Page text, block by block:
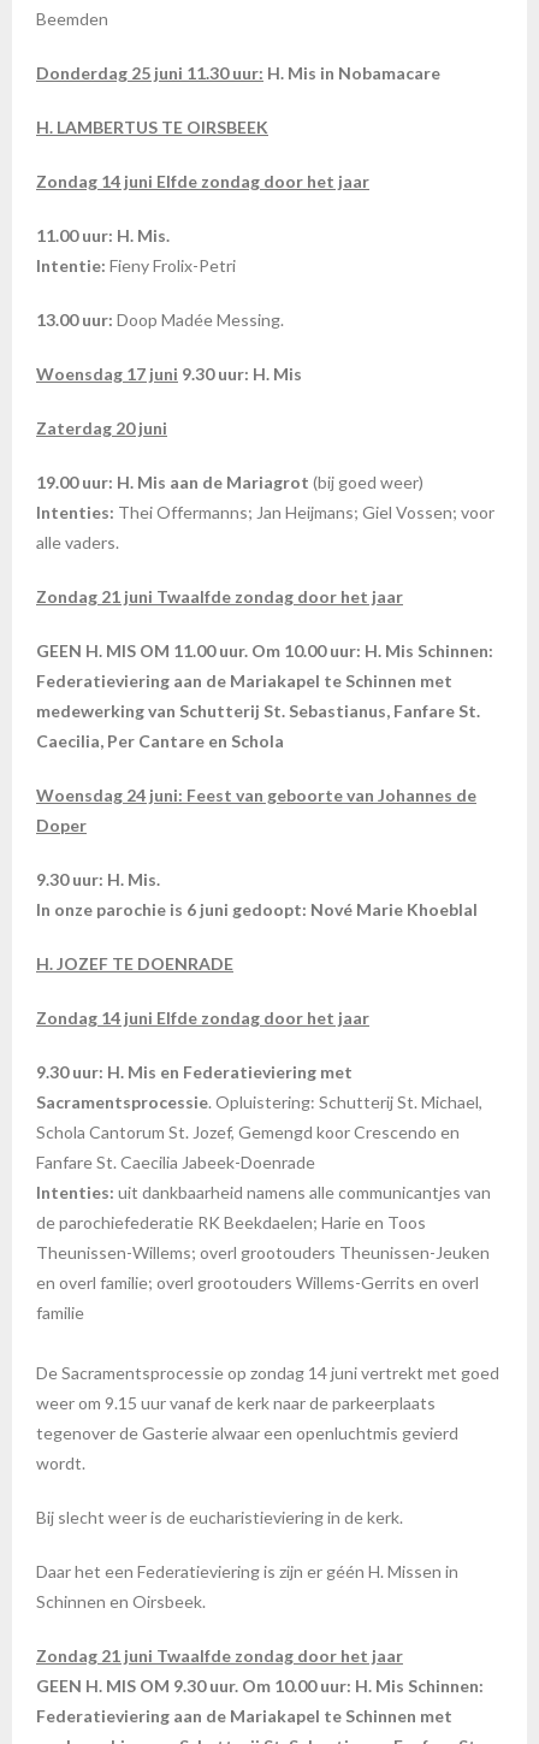
Beemden
Donderdag 25 juni 11.30 uur: H. Mis in Nobamacare
H. LAMBERTUS TE OIRSBEEK
Zondag 14 juni Elfde zondag door het jaar
11.00 uur: H. Mis.
Intentie: Fieny Frolix-Petri
13.00 uur: Doop Madée Messing.
Woensdag 17 juni 9.30 uur: H. Mis
Zaterdag 20 juni
19.00 uur: H. Mis aan de Mariagrot (bij goed weer)
Intenties: Thei Offermanns; Jan Heijmans; Giel Vossen; voor
alle vaders.
Zondag 21 juni Twaalfde zondag door het jaar
GEEN H. MIS OM 11.00 uur. Om 10.00 uur: H. Mis Schinnen:
Federatieviering aan de Mariakapel te Schinnen met
medewerking van Schutterij St. Sebastianus, Fanfare St.
Caecilia, Per Cantare en Schola
Woensdag 24 juni: Feest van geboorte van Johannes de
Doper
9.30 uur: H. Mis.
In onze parochie is 6 juni gedoopt: Nové Marie Khoeblal
H. JOZEF TE DOENRADE
Zondag 14 juni Elfde zondag door het jaar
9.30 uur: H. Mis en Federatieviering met
Sacramentsprocessie. Opluistering: Schutterij St. Michael,
Schola Cantorum St. Jozef, Gemengd koor Crescendo en
Fanfare St. Caecilia Jabeek-Doenrade
Intenties: uit dankbaarheid namens alle communicantjes van
de parochiefederatie RK Beekdaelen; Harie en Toos
Theunissen-Willems; overl grootouders Theunissen-Jeuken
en overl familie; overl grootouders Willems-Gerrits en overl
familie
De Sacramentsprocessie op zondag 14 juni vertrekt met goed
weer om 9.15 uur vanaf de kerk naar de parkeerplaats
tegenover de Gasterie alwaar een openluchtmis gevierd
wordt.
Bij slecht weer is de eucharistieviering in de kerk.
Daar het een Federatieviering is zijn er géén H. Missen in
Schinnen en Oirsbeek.
Zondag 21 juni Twaalfde zondag door het jaar
GEEN H. MIS OM 9.30 uur. Om 10.00 uur: H. Mis Schinnen:
Federatieviering aan de Mariakapel te Schinnen met